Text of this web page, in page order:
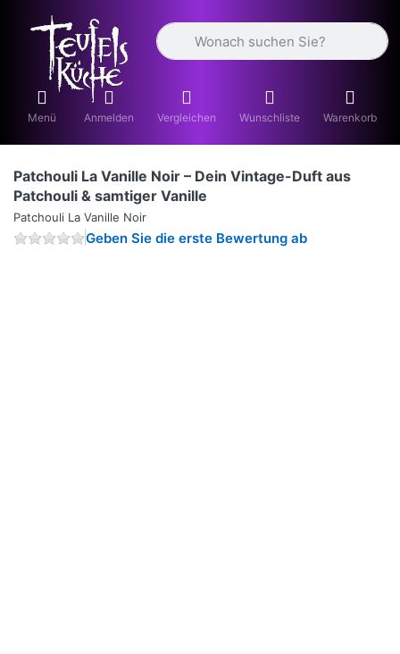
Geben Sie einen Suchbegriff ein.
Menü Anmelden Vergleichen Wunschliste Warenkorb
Patchouli La Vanille Noir – Dein Vintage-Duft aus
Patchouli & samtiger Vanille
Patchouli La Vanille Noir
Geben Sie die erste Bewertung ab